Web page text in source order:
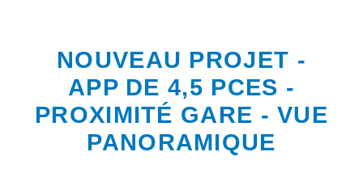
NOUVEAU PROJET -
APP DE 4,5 PCES -
PROXIMITÉ GARE - VUE
PANORAMIQUE